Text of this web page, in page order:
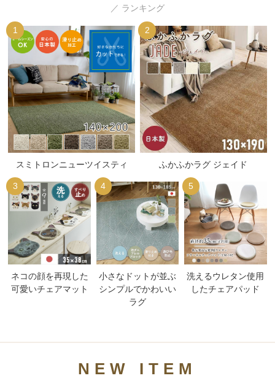
／ ランキング
1
スミトロンニューツイスティ
2
ふかふかラグ ジェイド
3
ネコの顔を再現した
可愛いチェアマット
4
小さなドットが並ぶ
シンプルでかわいい
ラグ
5
洗えるウレタン使用
したチェアパッド
NEW ITEM